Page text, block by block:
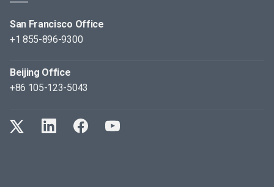
San Francisco Office
+1 855-896-9300
Beijing Office
+86 105-123-5043